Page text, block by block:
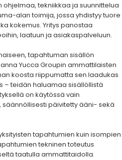
ohjelmaa, tekniikkaa ja suunnittelua
alan toimija, jossa yhdistyy tuore
kokemus. Yritys panostaa
laatuun ja asiakaspalveluun.
tapahtuman sisällön
Yucca Groupin ammattilaisten
koosta riippumatta sen laadukas
– teidän haluamaa sisällöllistä
on käytössä vain
päivitetty ääni- sekä
tapahtumien kuin isompien
tekninen toteutus
taatulla ammattitaidolla.